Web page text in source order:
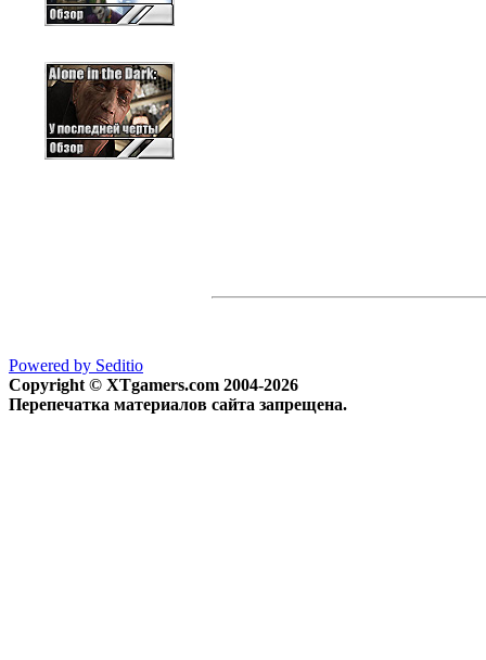
Powered by Seditio
Copyright © XTgamers.com 2004-2026
Перепечатка материалов сайта запрещена.